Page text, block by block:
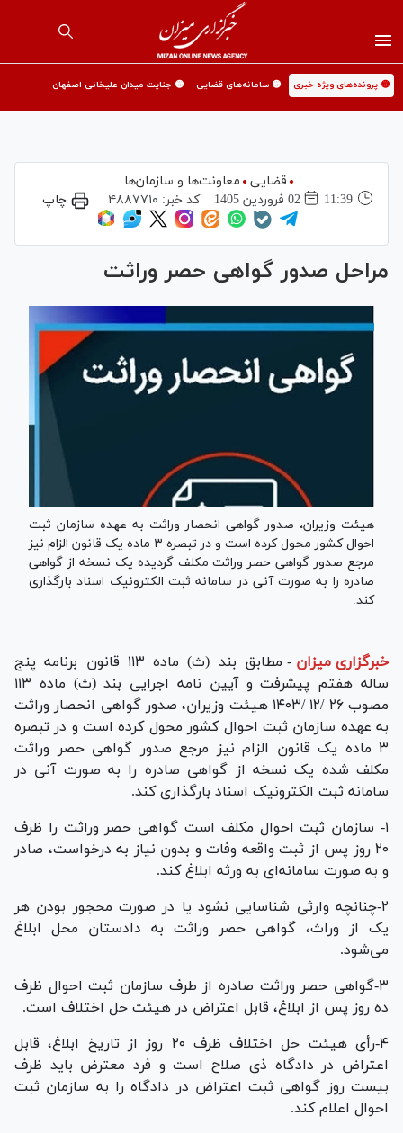
🟡 پرونده‌های ویژه خبری 🟡 سامانه‌های قضایی 🟡 جنایت میدان علیخانی اصفهان
قضایی
معاونت‌ها و سازمان‌ها
11:39
02 فروردين 1405 کد خبر: ۴۸۸۷۷۱۰ چاپ
مراحل صدور گواهی حصر وراثت
هیئت وزیران، صدور گواهی انحصار وراثت به عهده سازمان ثبت
احوال کشور محول کرده است و در تبصره ۳ ماده یک قانون الزام نیز
مرجع صدور گواهی حصر وراثت مکلف گردیده یک نسخه از گواهی
صادره را به صورت آنی در سامانه ثبت الکترونیک اسناد بارگذاری
کند.
خبرگزاری میزان -
مطابق بند (ث) ماده ۱۱۳ قانون برنامه پنج
ساله هفتم پیشرفت و آیین نامه اجرایی بند (ث) ماده ۱۱۳
مصوب ۲۶ /۱۲ /۱۴۰۳ هیئت وزیران، صدور گواهی انحصار وراثت
به عهده سازمان ثبت احوال کشور محول کرده است و در تبصره
۳ ماده یک قانون الزام نیز مرجع صدور گواهی حصر وراثت
مکلف شده یک نسخه از گواهی صادره را به صورت آنی در
سامانه ثبت الکترونیک اسناد بارگذاری کند.
۱- سازمان ثبت احوال مکلف است گواهی حصر وراثت را ظرف
۲۰ روز پس از ثبت واقعه وفات و بدون نیاز به درخواست، صادر
و به صورت سامانه‌ای به ورثه ابلاغ کند.
۲-چنانچه وارثی شناسایی نشود یا در صورت محجور بودن هر
یک از وراث، گواهی حصر وراثت به دادستان محل ابلاغ
می‌شود.
۳-گواهی حصر وراثت صادره از طرف سازمان ثبت احوال ظرف
ده روز پس از ابلاغ، قابل اعتراض در هیئت حل اختلاف است.
۴-رأی هیئت حل اختلاف ظرف ۲۰ روز از تاریخ ابلاغ، قابل
اعتراض در دادگاه ذی صلاح است و فرد معترض باید ظرف
بیست روز گواهی ثبت اعتراض در دادگاه را به سازمان ثبت
احوال اعلام کند.